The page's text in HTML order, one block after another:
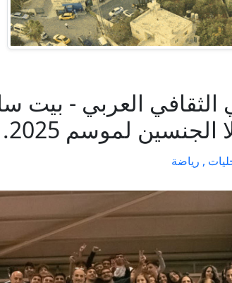
الثقافي العربي -
لموسم 2025.
, رياضة